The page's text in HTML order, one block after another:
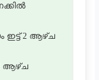
ഇട്ട് 2 ആഴ്ച
ആഴ്ച